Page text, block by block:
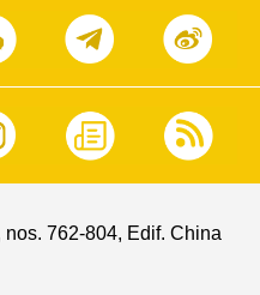
762-804, Edif. China